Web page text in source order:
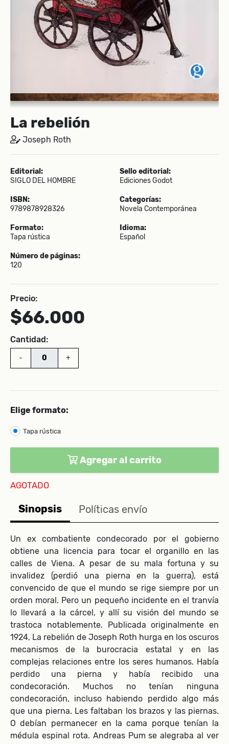
La rebelión
Joseph Roth
Editorial:
SIGLO DEL HOMBRE
Sello editorial:
Ediciones Godot
ISBN:
9789878928326
Categorías:
Novela Contemporánea
Formato:
Tapa rústica
Idioma:
Español
Número de páginas:
120
Precio:
$66.000
Cantidad:
- +
Elige formato:
Tapa rústica
Agregar al carrito
AGOTADO
Sinopsis Políticas envío
Un ex combatiente condecorado por el gobierno
obtiene una licencia para tocar el organillo en las
calles de Viena. A pesar de su mala fortuna y su
invalidez (perdió una pierna en la guerra), está
convencido de que el mundo se rige siempre por un
orden moral. Pero un pequeño incidente en el tranvía
lo llevará a la cárcel, y allí su visión del mundo se
trastoca notablemente. Publicada originalmente en
1924, La rebelión de Joseph Roth hurga en los oscuros
mecanismos de la burocracia estatal y en las
complejas relaciones entre los seres humanos. Había
perdido una pierna y había recibido una
condecoración. Muchos no tenían ninguna
condecoración, incluso habiendo perdido algo más
que una pierna. Les faltaban los brazos y las piernas.
O debían permanecer en la cama porque tenían la
médula espinal rota. Andreas Pum se alegraba al ver